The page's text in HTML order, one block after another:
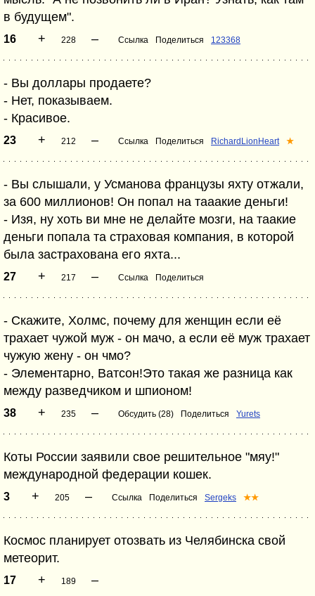
в будущем".
16 + 228 – Ссылка Поделиться 123368
- Вы доллары продаете?
- Нет, показываем.
- Красивое.
23 + 212 – Ссылка Поделиться RichardLionHeart ★
- Вы слышали, у Усманова французы яхту отжали,
за 600 миллионов! Он попал на тааакие деньги!
- Изя, ну хоть ви мне не делайте мозги, на таакие
деньги попала та страховая компания, в которой
была застрахована его яхта...
27 + 217 – Ссылка Поделиться
- Скажите, Холмс, почему для женщин если её
трахает чужой муж - он мачо, а если её муж трахает
чужую жену - он чмо?
- Элементарно, Ватсон!Это такая же разница как
между разведчиком и шпионом!
38 + 235 – Обсудить (28) Поделиться Yurets
Коты России заявили свое решительное "мяу!"
международной федерации кошек.
3 + 205 – Ссылка Поделиться Sergeks ★★
Космос планирует отозвать из Челябинска свой
метеорит.
17 + 189 –